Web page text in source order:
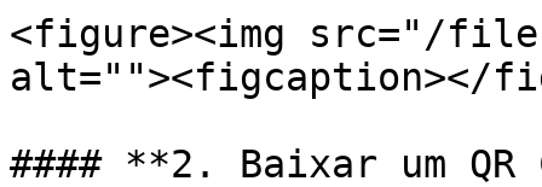
<figure><img src="/files/
alt=""><figcaption></
#### **2. Baixar um